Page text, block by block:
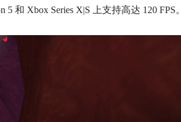
和 Xbox Series X|S 上支持高达 120 FPS。